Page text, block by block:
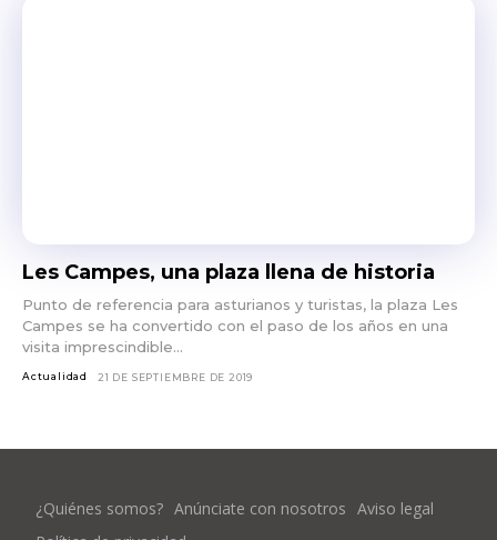
Les Campes, una plaza llena de historia
Punto de referencia para asturianos y turistas, la plaza Les
Campes se ha convertido con el paso de los años en una
visita imprescindible...
Actualidad 21 DE SEPTIEMBRE DE 2019
¿Quiénes somos? Anúnciate con nosotros Aviso legal